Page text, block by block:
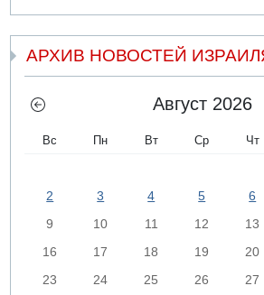
АРХИВ НОВОСТЕЙ
Август 2026
Вс Пн Вт Ср Чт
2
3 4 5 6
9
10 11 12 13
16
17 18 19 20
23
24 25 26 27